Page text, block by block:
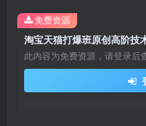
淘宝天猫打爆班原创高阶技
此内容为免费资源，请登录后
免费资源